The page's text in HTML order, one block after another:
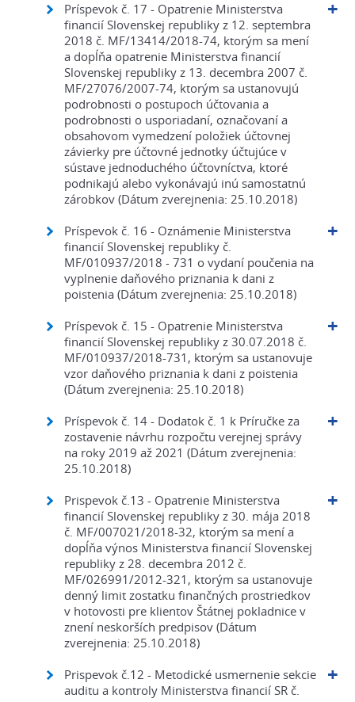
Príspevok č. 17 - Opatrenie Ministerstva
financií Slovenskej republiky z 12. septembra
2018 č. MF/13414/2018-74, ktorým sa mení
a dopĺňa opatrenie Ministerstva financií
Slovenskej republiky z 13. decembra 2007 č.
MF/27076/2007-74, ktorým sa ustanovujú
podrobnosti o postupoch účtovania a
podrobnosti o usporiadaní, označovaní a
obsahovom vymedzení položiek účtovnej
závierky pre účtovné jednotky účtujúce v
sústave jednoduchého účtovníctva, ktoré
podnikajú alebo vykonávajú inú samostatnú
zárobkov (Dátum zverejnenia: 25.10.2018)
Príspevok č. 16 - Oznámenie Ministerstva
financií Slovenskej republiky č.
MF/010937/2018 - 731 o vydaní poučenia na
vyplnenie daňového priznania k dani z
poistenia (Dátum zverejnenia: 25.10.2018)
Príspevok č. 15 - Opatrenie Ministerstva
financií Slovenskej republiky z 30.07.2018 č.
MF/010937/2018-731, ktorým sa ustanovuje
vzor daňového priznania k dani z poistenia
(Dátum zverejnenia: 25.10.2018)
Príspevok č. 14 - Dodatok č. 1 k Príručke za
zostavenie návrhu rozpočtu verejnej správy
na roky 2019 až 2021 (Dátum zverejnenia:
25.10.2018)
Prispevok č.13 - Opatrenie Ministerstva
financií Slovenskej republiky z 30. mája 2018
č. MF/007021/2018-32, ktorým sa mení a
dopĺňa výnos Ministerstva financií Slovenskej
republiky z 28. decembra 2012 č.
MF/026991/2012-321, ktorým sa ustanovuje
denný limit zostatku finančných prostriedkov
v hotovosti pre klientov Štátnej pokladnice v
znení neskorších predpisov (Dátum
zverejnenia: 25.10.2018)
Prispevok č.12 - Metodické usmernenie sekcie
auditu a kontroly Ministerstva financií SR č.